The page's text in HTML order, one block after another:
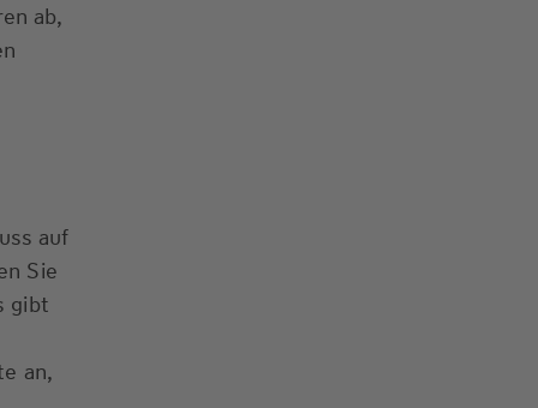
ab,
auf
Sie
gibt
an,